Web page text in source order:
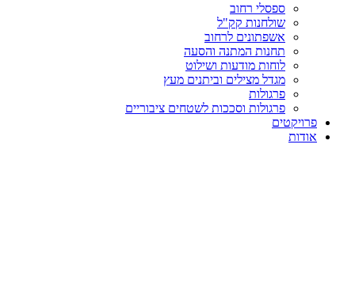
ספסלי רחוב
שולחנות קק"ל
אשפתונים לרחוב
תחנות המתנה והסעה
לוחות מודעות ושילוט
מגדל מצילים וביתנים מעץ
פרגולות
פרגולות וסככות לשטחים ציבוריים
פרויקטים
אודות